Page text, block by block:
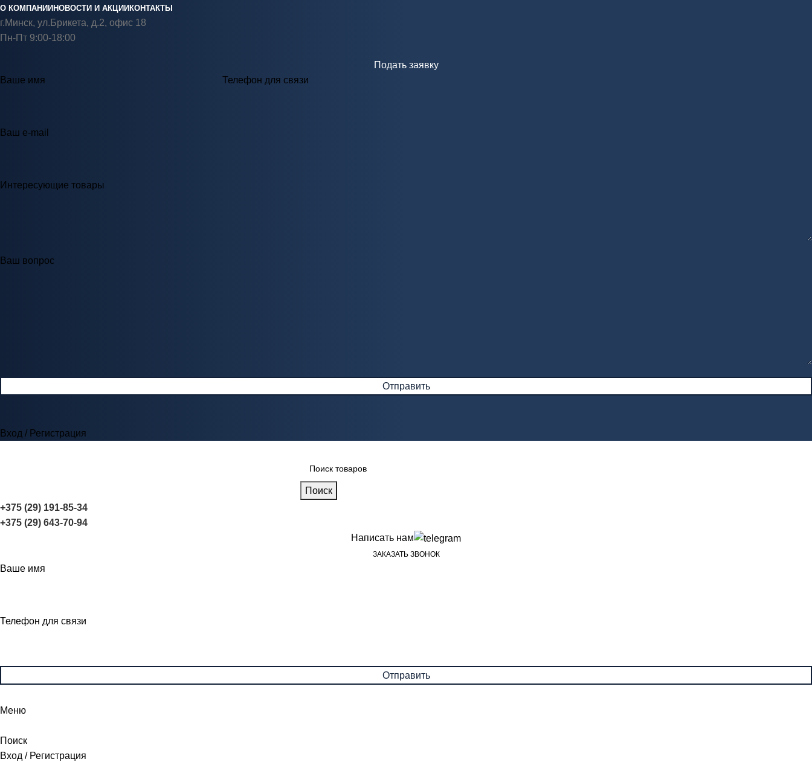
О КОМПАНИИ НОВОСТИ И АКЦИИ КОНТАКТЫ
г.Минск, ул.Брикета, д.2, офис 18
Пн-Пт 9:00-18:00
Подать заявку
Ваше имя
Телефон для связи
Ваш e-mail
Интересующие товары
Ваш вопрос
Вход / Регистрация
Поиск
+375 (29) 191-85-34
+375 (29) 643-70-94
Написать нам
ЗАКАЗАТЬ ЗВОНОК
Ваше имя
Телефон для связи
Меню
Поиск
Вход / Регистрация